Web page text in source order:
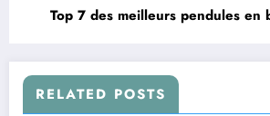
Top 7 des meilleurs pendules en
RELATED POSTS